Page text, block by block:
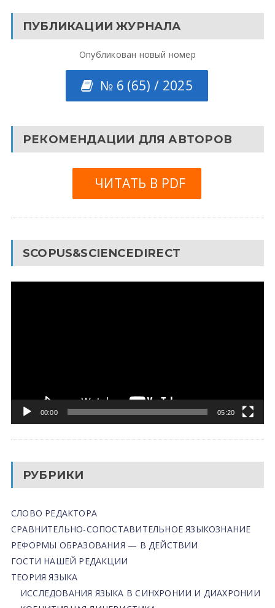
ПУБЛИКАЦИИ ЖУРНАЛА
Опубликован новый номер
№ 6 (65) / 2025
РЕКОМЕНДАЦИИ ДЛЯ АВТОРОВ
ЧИТАТЬ В PDF
SCOPUS&SCIENCEDIRECT
00:00 05:20
РУБРИКИ
СЛОВО РЕДАКТОРА
СРАВНИТЕЛЬНО-СОПОСТАВИТЕЛЬНОЕ ЯЗЫКОЗНАНИЕ
РЕФОРМЫ ОБРАЗОВАНИЯ — В ДЕЙСТВИИ
ГОСТИ НАШЕЙ РЕДАКЦИИ
ТЕОРИЯ ЯЗЫКА
ИССЛЕДОВАНИЯ ЯЗЫКА В СИНХРОНИИ И ДИАХРОНИИ